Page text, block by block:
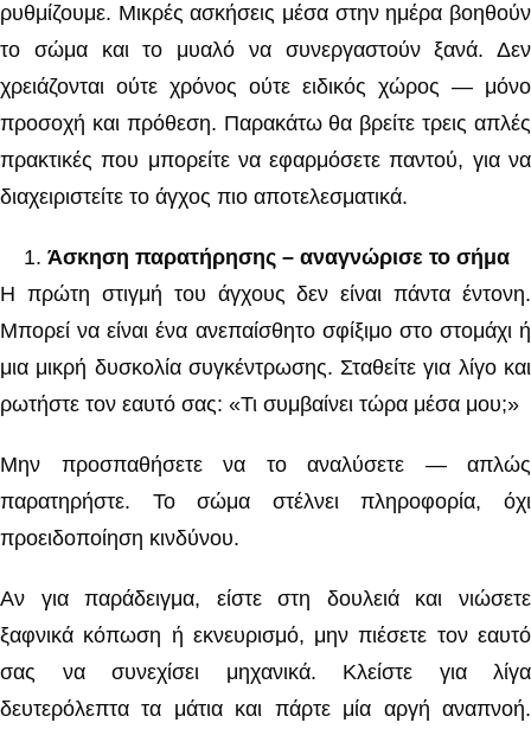
ρυθμίζουμε. Μικρές ασκήσεις μέσα στην ημέρα βοηθούν
το σώμα και το μυαλό να συνεργαστούν ξανά. Δεν
χρειάζονται ούτε χρόνος ούτε ειδικός χώρος — μόνο
προσοχή και πρόθεση. Παρακάτω θα βρείτε τρεις απλές
πρακτικές που μπορείτε να εφαρμόσετε παντού, για να
διαχειριστείτε το άγχος πιο αποτελεσματικά.
Άσκηση παρατήρησης – αναγνώρισε το σήμα
Η πρώτη στιγμή του άγχους δεν είναι πάντα έντονη.
Μπορεί να είναι ένα ανεπαίσθητο σφίξιμο στο στομάχι ή
μια μικρή δυσκολία συγκέντρωσης. Σταθείτε για λίγο και
ρωτήστε τον εαυτό σας: «Τι συμβαίνει τώρα μέσα μου;»
Μην προσπαθήσετε να το αναλύσετε — απλώς
παρατηρήστε. Το σώμα στέλνει πληροφορία, όχι
προειδοποίηση κινδύνου.
Αν για παράδειγμα, είστε στη δουλειά και νιώσετε
ξαφνικά κόπωση ή εκνευρισμό, μην πιέσετε τον εαυτό
σας να συνεχίσει μηχανικά. Κλείστε για λίγα
δευτερόλεπτα τα μάτια και πάρτε μία αργή αναπνοή.